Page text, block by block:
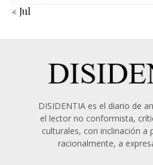
« Jul
DISIDENTIA es el diario de
el lector no conformista,
culturales, con inclinación a
racionalmente, a